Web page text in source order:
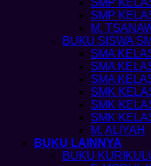
SMP
SMP
M.
BUKU SISWA
SMA
SMA
SMA
SMK
SMK
SMK
M. ALIYAH
BUKU LAINNYA
BUKU